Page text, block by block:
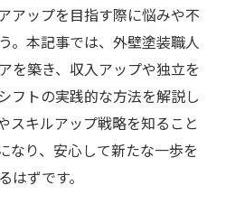
アップを目指す際に悩みや不
。本記事では、外壁塗装職人
を築き、収入アップや独立を
フトの実践的な方法を解説し
スキルアップ戦略を知ること
なり、安心して新たな一歩を
ずです。